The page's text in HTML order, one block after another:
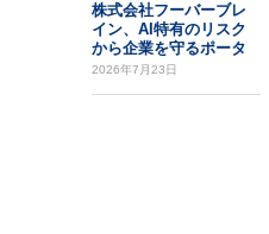
株式会社フーバーブレ
イン、AI特有のリスク
から企業を守るポータ
ルサイト「AI S...
2026年7月23日